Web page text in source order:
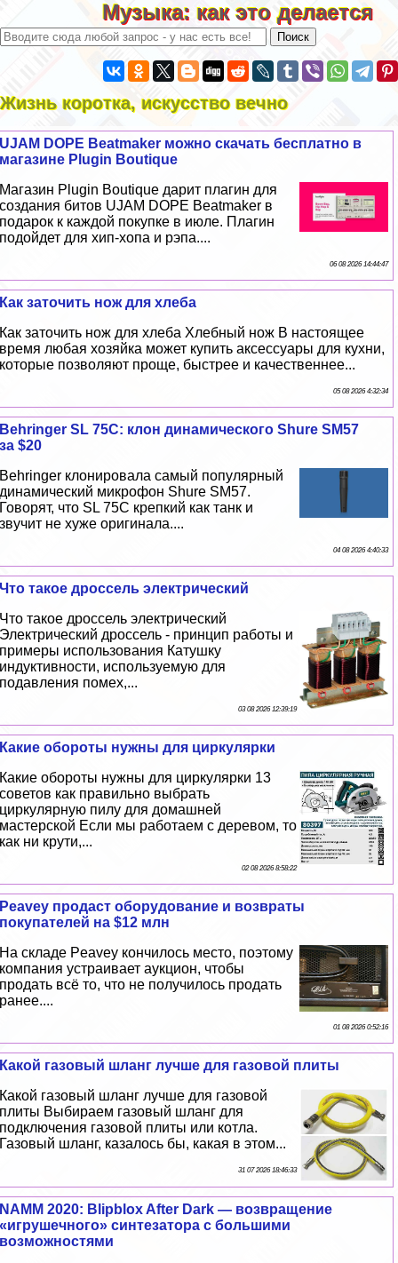
Музыка: как это делается
Жизнь коротка, искусство вечно
UJAM DOPE Beatmaker можно скачать бесплатно в
магазине Plugin Boutique
Магазин Plugin Boutique дарит плагин для
создания битов UJAM DOPE Beatmaker в
подарок к каждой покупке в июле. Плагин
подойдет для хип-хопа и рэпа....
06 08 2026 14:44:47
Как заточить нож для хлеба
Как заточить нож для хлеба Хлебный нож В настоящее
время любая хозяйка может купить аксессуары для кухни,
которые позволяют проще, быстрее и качественнее...
05 08 2026 4:32:34
Behringer SL 75C: клон динамического Shure SM57
за $20
Behringer клонировала самый популярный
динамический микрофон Shure SM57.
Говорят, что SL 75C крепкий как танк и
звучит не хуже оригинала....
04 08 2026 4:40:33
Что такое дроссель электрический
Что такое дроссель электрический
Электрический дроссель - принцип работы и
примеры использования Катушку
индуктивности, используемую для
подавления помех,...
03 08 2026 12:39:19
Какие обороты нужны для циркулярки
Какие обороты нужны для циркулярки 13
советов как правильно выбрать
циркулярную пилу для домашней
мастерской Если мы работаем с деревом, то
как ни крути,...
02 08 2026 8:58:22
Peavey продаст оборудование и возвраты
покупателей на $12 млн
На складе Peavey кончилось место, поэтому
компания устраивает аукцион, чтобы
продать всё то, что не получилось продать
ранее....
01 08 2026 0:52:16
Какой газовый шланг лучше для газовой плиты
Какой газовый шланг лучше для газовой
плиты Выбираем газовый шланг для
подключения газовой плиты или котла.
Газовый шланг, казалось бы, какая в этом...
31 07 2026 18:46:33
NAMM 2020: Blipblox After Dark — возвращение
«игрушечного» синтезатора с большими
возможностями